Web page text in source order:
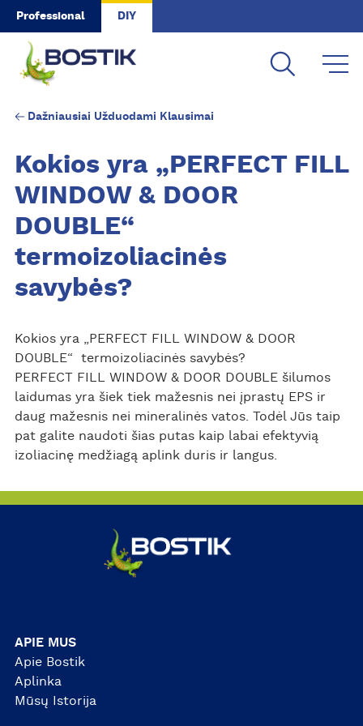
Skip to main content
Professional DIY
Dažniausiai Užduodami Klausimai
Kokios yra „PERFECT FILL
WINDOW & DOOR
DOUBLE“
termoizoliacinės
savybės?
Kokios yra „PERFECT FILL WINDOW & DOOR
DOUBLE“ termoizoliacinės savybės?
PERFECT FILL WINDOW & DOOR DOUBLE šilumos
laidumas yra šiek tiek mažesnis nei įprastų EPS ir
daug mažesnis nei mineralinės vatos. Todėl Jūs taip
pat galite naudoti šias putas kaip labai efektyvią
izoliacinę medžiagą aplink duris ir langus.
APIE MUS
Apie Bostik
Aplinka
Mūsų Istorija